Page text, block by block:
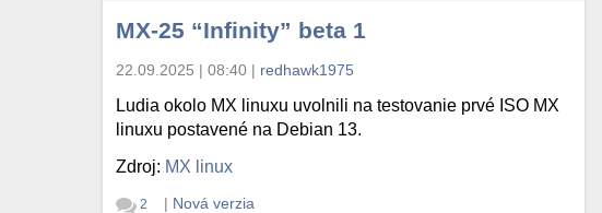
MX-25 “Infinity” beta 1
22.09.2025 | 08:40 | redhawk1975
Ludia okolo MX linuxu uvolnili na testovanie prvé ISO MX
linuxu postavené na Debian 13.
Zdroj: MX linux
2 | Nová verzia